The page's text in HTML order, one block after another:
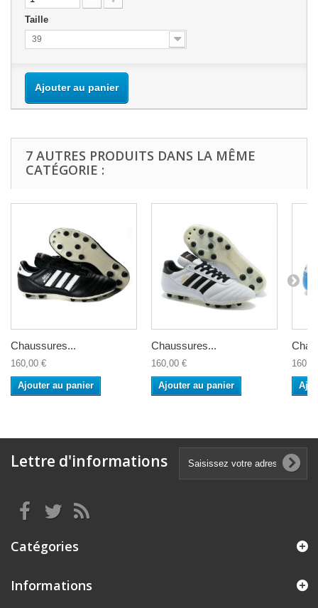
Taille
39
Ajouter au panier
7 AUTRES PRODUITS DANS LA MÊME
CATÉGORIE :
Chaussures...
160,00 €
Ajouter au panier
Chaussures...
160,00 €
Ajouter au panier
Lettre d'informations
Catégories
Informations